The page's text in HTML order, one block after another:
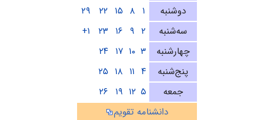
دوشنبه
۱ ۸ ۱۵ ۲۲
۲۹
سه‌شنبه
۲ ۹ ۱۶ ۲۳
۱+
چهارشنبه
۳ ۱۰ ۱۷ ۲۴
پنج‌شنبه
۴ ۱۱ ۱۸ ۲۵
جمعه
۵ ۱۲ ۱۹ ۲۶
دانشنامه تقویم